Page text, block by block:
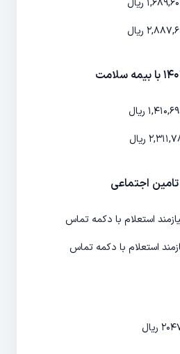
ریال
ریال
ریال
ریال
اجتماعی
استعلام با دکمه تماس
استعلام با دکمه تماس
ریال